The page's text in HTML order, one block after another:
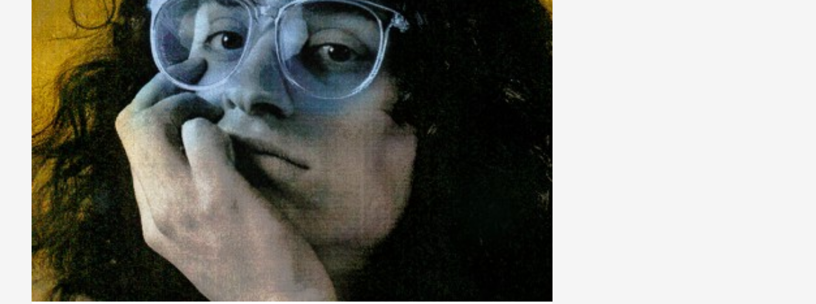
El amor después del amor, la serie sobre la vida
de Fito Paez, ya tiene fecha de estreno
Compuesta por ocho episodios, es protagonizada por Gaspar Offenhenden e Ivos Hochman.
Estará disponible en Netflix a partir del 26 de abril.
15 marzo, 2023